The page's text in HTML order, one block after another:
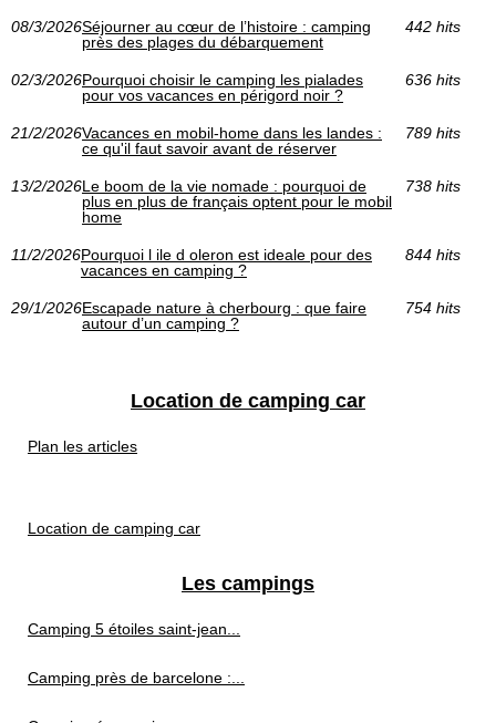
08/3/2026Séjourner au cœur de l’histoire : camping
près des plages du débarquement
442 hits
02/3/2026Pourquoi choisir le camping les pialades
pour vos vacances en périgord noir ?
636 hits
21/2/2026Vacances en mobil-home dans les landes :
ce qu'il faut savoir avant de réserver
789 hits
13/2/2026Le boom de la vie nomade : pourquoi de
plus en plus de français optent pour le mobil
home
738 hits
11/2/2026Pourquoi l ile d oleron est ideale pour des
vacances en camping ?
844 hits
29/1/2026Escapade nature à cherbourg : que faire
autour d’un camping ?
754 hits
Location de camping car
Plan les articles
Location de camping car
Les campings
Camping 5 étoiles saint-jean...
Camping près de barcelone :...